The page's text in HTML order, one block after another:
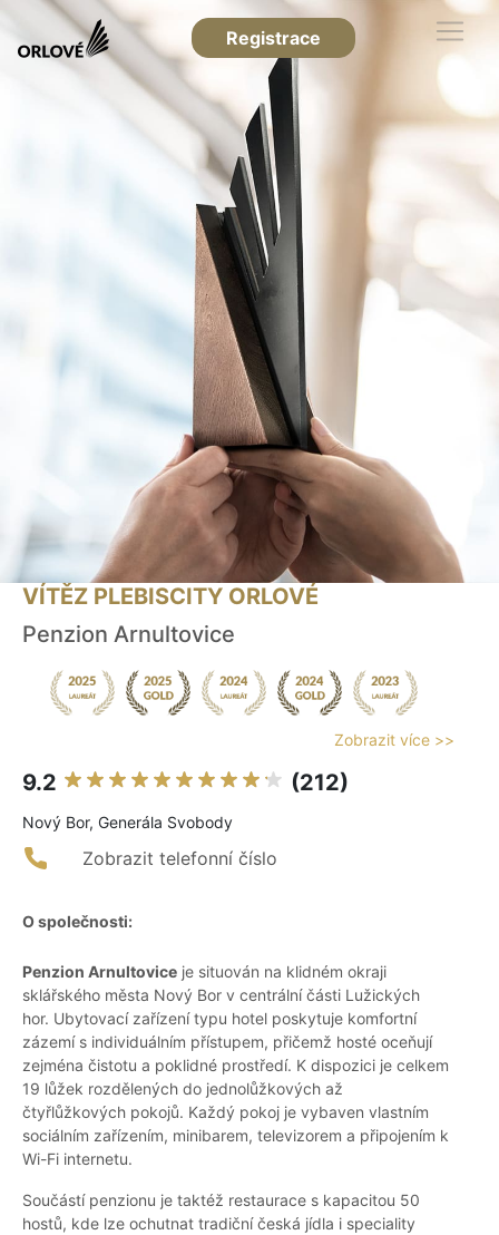
Registrace
VÍTĚZ PLEBISCITY ORLOVÉ
Penzion Arnultovice
Zobrazit více >>
9.2 (212)
Nový Bor, Generála Svobody
Zobrazit telefonní číslo
O společnosti:
Penzion Arnultovice je situován na klidném okraji
sklářského města Nový Bor v centrální části Lužických
hor. Ubytovací zařízení typu hotel poskytuje komfortní
zázemí s individuálním přístupem, přičemž hosté oceňují
zejména čistotu a poklidné prostředí. K dispozici je celkem
19 lůžek rozdělených do jednolůžkových až
čtyřlůžkových pokojů. Každý pokoj je vybaven vlastním
sociálním zařízením, minibarem, televizorem a připojením k
Wi-Fi internetu.
Součástí penzionu je taktéž restaurace s kapacitou 50
hostů, kde lze ochutnat tradiční česká jídla i speciality